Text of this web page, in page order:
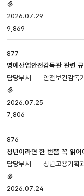
있음
2026.07.29
9,869
877
명예산업안전감독관 관련
안전보건감독
있음
2026.07.25
7,806
876
청년이라면 한 번쯤 꼭 읽
청년고용기획
있음
2026.07.24